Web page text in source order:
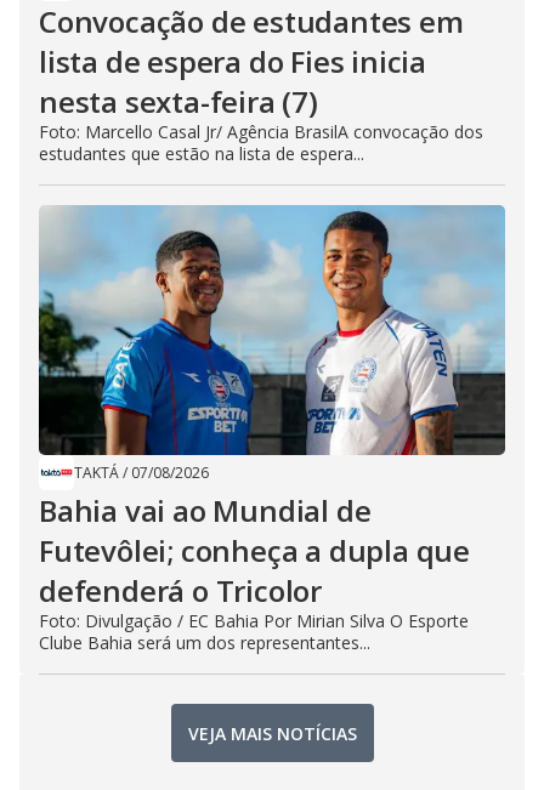
Convocação de estudantes em
lista de espera do Fies inicia
nesta sexta-feira (7)
Foto: Marcello Casal Jr/ Agência BrasilA convocação dos
estudantes que estão na lista de espera...
TAKTÁ/ 07/08/2026
Bahia vai ao Mundial de
Futevôlei; conheça a dupla que
defenderá o Tricolor
Foto: Divulgação / EC Bahia Por Mirian Silva O Esporte
Clube Bahia será um dos representantes...
VEJA MAIS NOTÍCIAS